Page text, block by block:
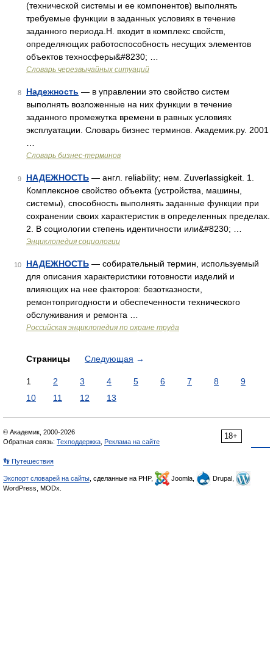
(технической системы и ее компонентов) выполнять
требуемые функции в заданных условиях в течение
заданного периода.Н. входит в комплекс свойств,
определяющих работоспособность несущих элементов
объектов техносферы&#8230; …
Словарь черезвычайных ситуаций
8 Надежность — в управлении это свойство систем
выполнять возложенные на них функции в течение
заданного промежутка времени в равных условиях
эксплуатации. Словарь бизнес терминов. Академик.ру. 2001
Словарь бизнес-терминов
9 НАДЕЖНОСТЬ — англ. reliability; нем. Zuverlassigkeit. 1.
Комплексное свойство объекта (устройства, машины,
системы), способность выполнять заданные функции при
сохранении своих характеристик в определенных пределах.
2. В социологии степень идентичности или&#8230; …
Энциклопедия социологии
10 НАДЕЖНОСТЬ — собирательный термин, используемый
для описания характеристики готовности изделий и
влияющих на нее факторов: безотказности,
ремонтопригодности и обеспеченности технического
обслуживания и ремонта …
Российская энциклопедия по охране труда
Страницы Следующая →
1 2 3 4 5 6 7 8
9
10
11 12 13
18+
© Академик, 2000-2026
Обратная связь: Техподдержка Реклама на сайте
👣 Путешествия
Экспорт словарей на сайты , сделанные на PHP, Joomla,
Drupal,
WordPress, MODx.